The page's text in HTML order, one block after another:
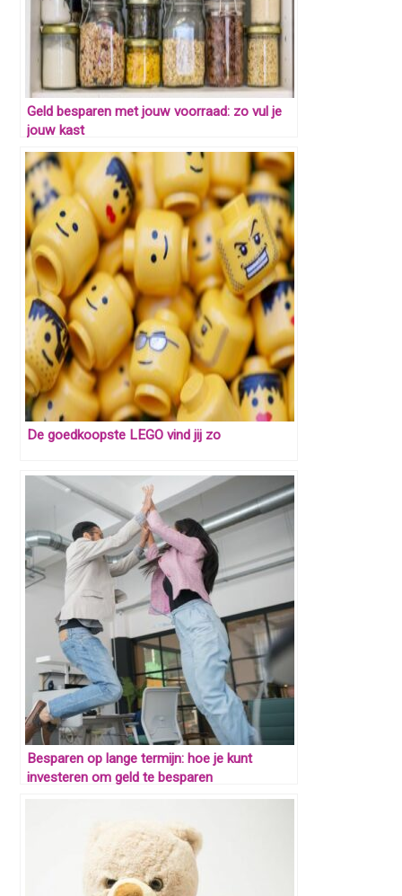
Geld besparen met jouw voorraad: zo vul je
jouw kast
De goedkoopste LEGO vind jij zo
Besparen op lange termijn: hoe je kunt
investeren om geld te besparen